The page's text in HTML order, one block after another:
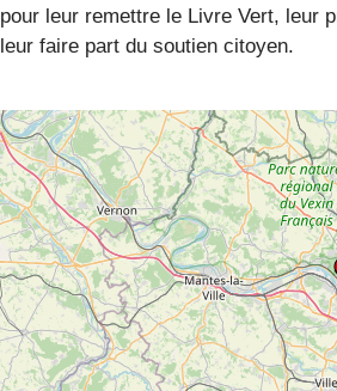
pour leur remettre le Livre Vert, leur
leur faire part du soutien citoyen.